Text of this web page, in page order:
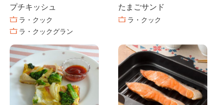
プチキッシュ
ラ・クック
ラ・クックグラン
たまごサンド
ラ・クック